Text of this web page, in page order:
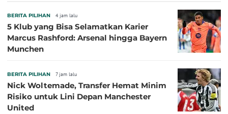
BERITA PILIHAN 4 jam lalu
5 Klub yang Bisa Selamatkan Karier
Marcus Rashford: Arsenal hingga Bayern
Munchen
BERITA PILIHAN 7 jam lalu
Nick Woltemade, Transfer Hemat Minim
Risiko untuk Lini Depan Manchester
United